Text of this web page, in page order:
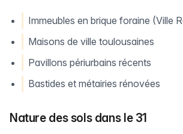
Immeubles en brique foraine (Ville
Maisons de ville toulousaines
Pavillons périurbains récents
Bastides et métairies rénovées
Nature des sols dans le 31